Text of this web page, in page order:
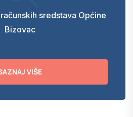
sredstava Općine
Bizovac
VIŠE